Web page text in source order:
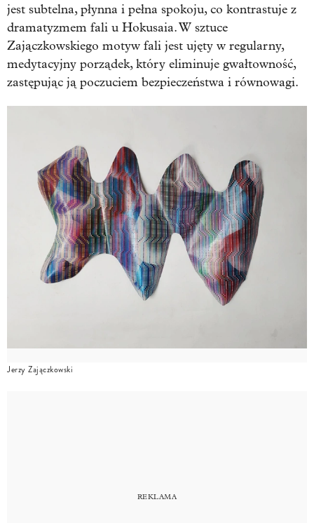
jest subtelna, płynna i pełna spokoju, co kontrastuje z
dramatyzmem fali u Hokusaia. W sztuce
Zajączkowskiego motyw fali jest ujęty w regularny,
medytacyjny porządek, który eliminuje gwałtowność,
zastępując ją poczuciem bezpieczeństwa i równowagi.
Jerzy Zajączkowski